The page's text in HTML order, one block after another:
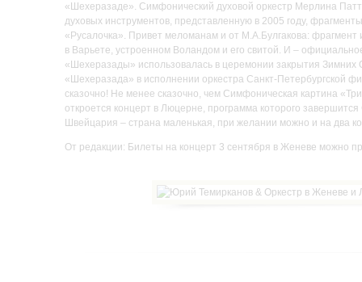
«Шехеразаде». Симфонический духовой оркестр Мерлина
духовых инструментов, представленную в 2005 году,
«Русалочка». Привет меломанам и от М.А.Булгакова:
в Варьете, устроенном Воландом и его свитой. И –
«Шехеразады» использовалась в церемонии закрытия
«Шехеразада» в исполнении оркестра Санкт-Петербургской
сказочно! Не менее сказочно, чем Симфоническая картина
откроется концерт в Люцерне, программа которого
Швейцария – страна маленькая, при желании можно и на два
От редакции: Билеты на концерт 3 сентября в Женеве можно